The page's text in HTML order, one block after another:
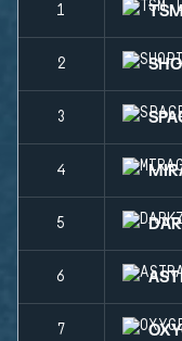
1
2
3
4
5
6
7